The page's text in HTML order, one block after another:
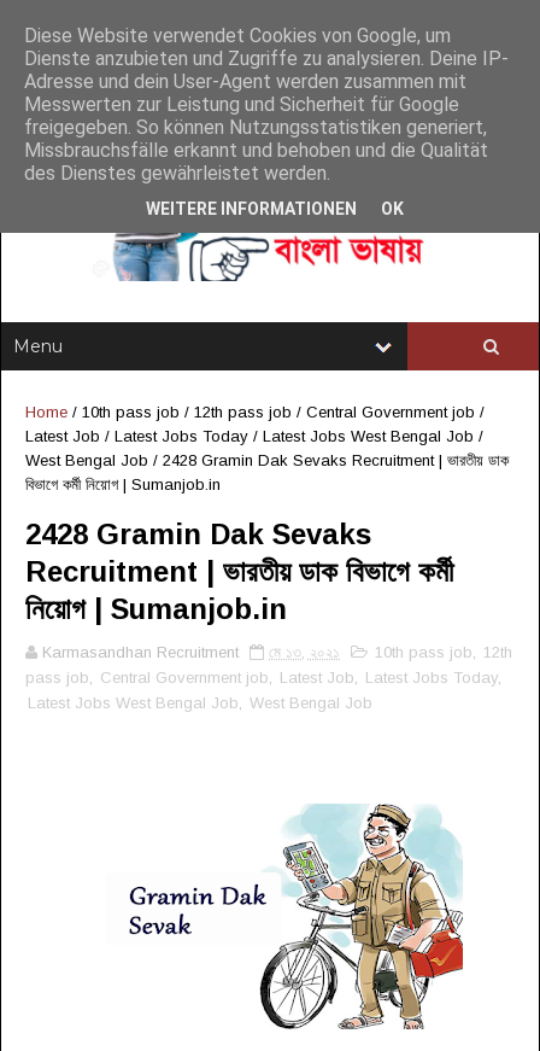
Home / 10th pass job / 12th pass job / Central Government job /
Latest Job / Latest Jobs Today / Latest Jobs West Bengal Job /
West Bengal Job / 2428 Gramin Dak Sevaks Recruitment | ভারতীয় ডাক
বিভাগে কর্মী নিয়োগ | Sumanjob.in
2428 Gramin Dak Sevaks
Recruitment | ভারতীয় ডাক বিভাগে কর্মী
নিয়োগ | Sumanjob.in
Karmasandhan Recruitment মে ১৩, ২০২১ 10th pass job
12th
pass job
Central Government job Latest Job Latest Jobs Today
Latest Jobs West Bengal Job
West Bengal Job
Diese Website verwendet Cookies von Google, um
Dienste anzubieten und Zugriffe zu analysieren. Deine IP-
Adresse und dein User-Agent werden zusammen mit
Messwerten zur Leistung und Sicherheit für Google
freigegeben. So können Nutzungsstatistiken generiert,
Missbrauchsfälle erkannt und behoben und die Qualität
des Dienstes gewährleistet werden.
WEITERE INFORMATIONEN OK